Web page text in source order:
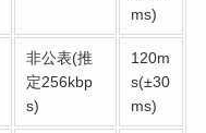
ms)
非公表(推
定256kbp
s)
120m
s(±30
ms)